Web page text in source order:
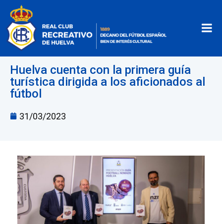
Huelva cuenta con la primera guía
turística dirigida a los aficionados al
fútbol
31/03/2023